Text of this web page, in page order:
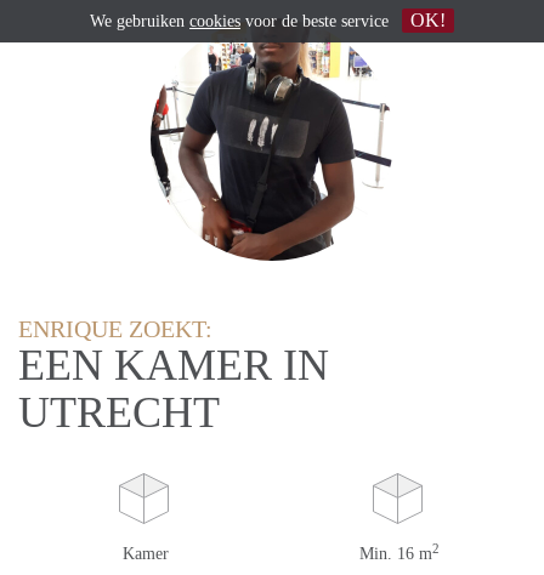
ENRIQUE ZOEKT:
EEN KAMER IN
UTRECHT
Kamer Min. 16 m2
We gebruiken cookies voor de beste service OK!